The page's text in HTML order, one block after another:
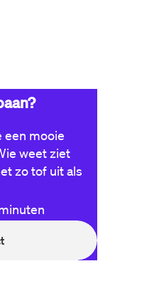
een mooie
weet ziet
zo tof uit als